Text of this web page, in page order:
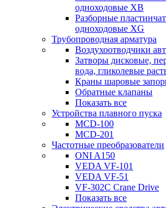
одноходовые ХВ
Разборные
одноходовые ХG
Трубопроводная арматура
Воздухоотводчики
Затворы дисковые,
вода, гликолевые
Краны шаровые
Обратные клапаны
Показать все
Устройства плавного пуска
MCD-100
MCD-201
Частотные преобразователи
ONI A150
VEDA VF-101
VEDA VF-51
VF-302C Crane Drive
Показать все